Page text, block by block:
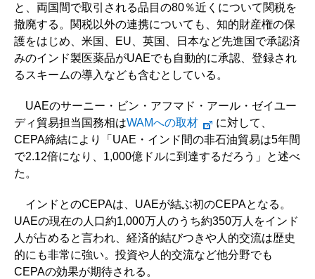
と、両国間で取引される品目の80％近くについて関税を
撤廃する。関税以外の連携についても、知的財産権の保
護をはじめ、米国、EU、英国、日本など先進国で承認済
みのインド製医薬品がUAEでも自動的に承認、登録され
るスキームの導入なども含むとしている。
UAEのサーニー・ビン・アフマド・アール・ゼイユー
ディ貿易担当国務相はWAMへの取材
に対して、
CEPA締結により「UAE・インド間の非石油貿易は5年間
で2.12倍になり、1,000億ドルに到達するだろう」と述べ
た。
インドとのCEPAは、UAEが結ぶ初のCEPAとなる。
UAEの現在の人口約1,000万人のうち約350万人をインド
人が占めると言われ、経済的結びつきや人的交流は歴史
的にも非常に強い。投資や人的交流など他分野でも
CEPAの効果が期待される。